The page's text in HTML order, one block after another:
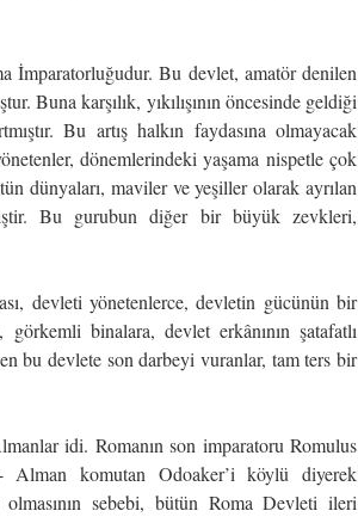
Bu devlet, amatör denilen
Buna karşılık, yıkılışının öncesinde geldiği
Bu artış halkın faydasına olmayacak
dönemlerindeki yaşama nispetle çok
dünyaları, maviler ve yeşiller olarak ayrılan
Bu gurubun diğer bir büyük zevkleri,
devleti yönetenlerce, devletin gücünün bir
binalara, devlet erkânının şatafatlı
bu devlete son darbeyi vuranlar, tam ters bir
idi. Romanın son imparatoru Romulus
Alman komutan Odoaker’i köylü diyerek
sebebi, bütün Roma Devleti ileri